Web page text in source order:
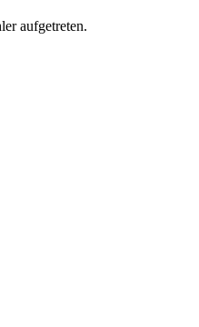
aufgetreten.